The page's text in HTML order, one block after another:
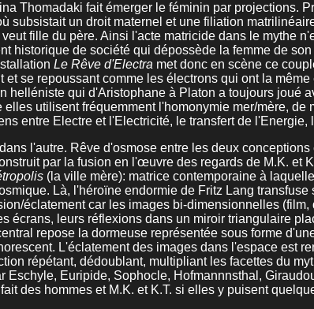
Thomadaki fait émerger le féminin par projections.
subsistait un droit maternel et une filiation
fille du père. Ainsi l'acte matricide dans le mythe
historique de société qui dépossède la femme de
Le Rêve d'Electra met donc en scène ce
se repoussant comme les électrons qui ont la
helléniste qui d'Aristophane à Platon a toujours joué
utilisent fréquemment l'homonymie mer/mère, de
entre Electre et l'Electricité, le transfert de l'Energie,
l'autre. Rêve d'osmose entre les deux
par la fusion en l'œuvre des regards de M.K. et
(la ville mère): matrice contemporaine à
Là, l'héroïne endormie de Fritz Lang
éclatement car les images bi-dimensionnelles
écrans, leurs réflexions dans un miroir triangulaire
repose la dormeuse représentée sous forme
L'éclatement des images dans l'espace est
répétant, dédoublant, multipliant les facettes du
Eschyle, Euripide, Sophocle, Hofmannnsthal,
des hommes et M.K. et K.T. si elles y puisent